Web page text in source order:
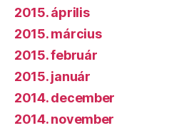
2015. április
2015. március
2015. február
2015. január
2014. december
2014. november